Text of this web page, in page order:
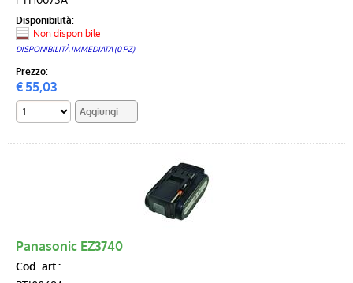
Disponibilità:
Non disponibile
DISPONIBILITÀ IMMEDIATA (0 PZ)
Prezzo:
€55,03
Panasonic EZ3740
Cod. art.: